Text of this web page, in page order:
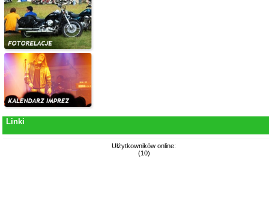
Linki
Ułźytkowników online:
(10)